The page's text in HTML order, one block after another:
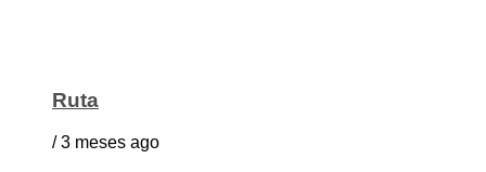
Ruta
/ 3 meses ago